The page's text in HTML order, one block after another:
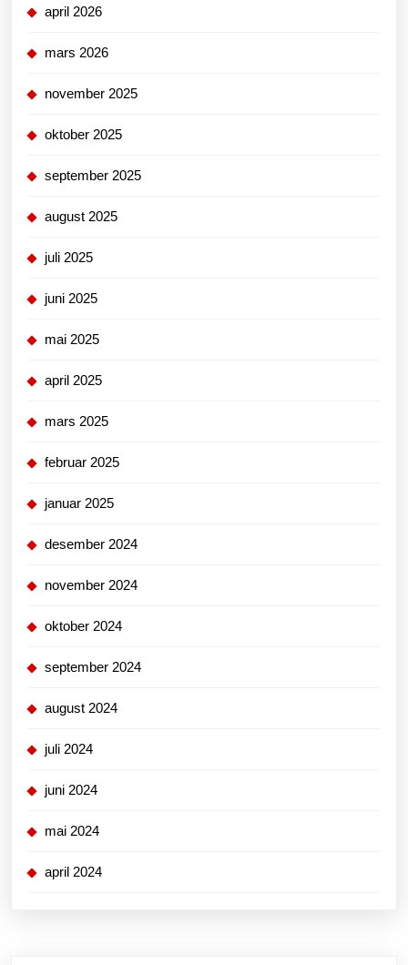
april 2026
mars 2026
november 2025
oktober 2025
september 2025
august 2025
juli 2025
juni 2025
mai 2025
april 2025
mars 2025
februar 2025
januar 2025
desember 2024
november 2024
oktober 2024
september 2024
august 2024
juli 2024
juni 2024
mai 2024
april 2024